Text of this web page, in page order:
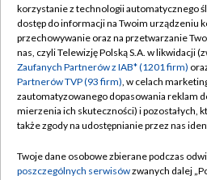
TVP
Abonament TVP
Emisja w TVP
Centrum informacji TVP
Naziemna Telewizja Cyfrowa
Rada Programowa
Regulamin
Polityka
Moje
Pomoc
korzystanie z technologii automatycznego
dostęp do informacji na Twoim urządzeniu
przechowywanie oraz na przetwarzanie
nas, czyli Telewizję Polską S.A. w likwidacji
Zaufanych Partnerów z IAB* (1201 firm)
Partnerów TVP (93 firm), w celach
zautomatyzowanego dopasowania reklam
mierzenia ich skuteczności) i pozostałych,
także zgody na udostępnianie przez nas
Twoje dane osobowe zbierane podczas
poszczególnych serwisówzwanych dalej